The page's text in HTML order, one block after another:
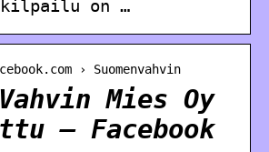
on …
› Suomenvahvin
Mies Oy
– Facebook